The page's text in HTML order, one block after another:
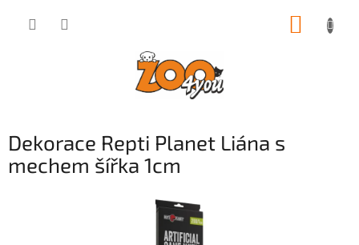
Dekorace Repti Planet Liána s
mechem šířka 1cm